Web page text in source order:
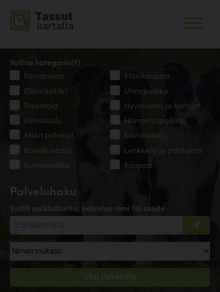
Palveluhaku
Syötä paikkakunta, palvelun nimi tai osoite
Valitse kategoria(t)
Koirapuisto
Eläinkauppa
Eläinlääkäri
Uimapaikka
Ravintola
Hyvinvointi ja hoitolat
Koirakoulu
Harrastuspaikka
Muut palvelut
Koirahotelli
Koirakuvaaja
Lenkkeily ja patikointi
Koirasovellus
Kauppa